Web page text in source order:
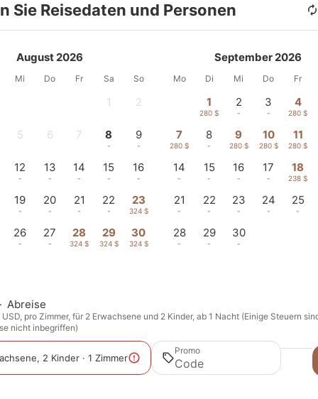
Sie Reisedaten und Personen
August 2026
Mi Do Fr Sa So
1 2
5 6 7 8
-
9
-
12
-
13
-
14
-
15
-
16
-
19
-
20
-
21
-
22
-
23
324 $
26
-
27
-
28
324 $
29
324 $
30
324 $
September 2026
Mo Di Mi Do Fr
1
280 $
2
-
3
-
4
280 $
7
280 $
8
-
9
280 $
10
280 $
11
280 $
14
-
15
-
16
-
17
-
18
238 $
21
-
22
-
23
-
24
-
25
-
28
-
29
-
30
-
Abreise
pro Zimmer, für 2 Erwachsene und 2 Kinder, ab 1 Nacht (Einige Steuern
nicht inbegriffen)
2 Kinder · 1 Zimmer
Promo